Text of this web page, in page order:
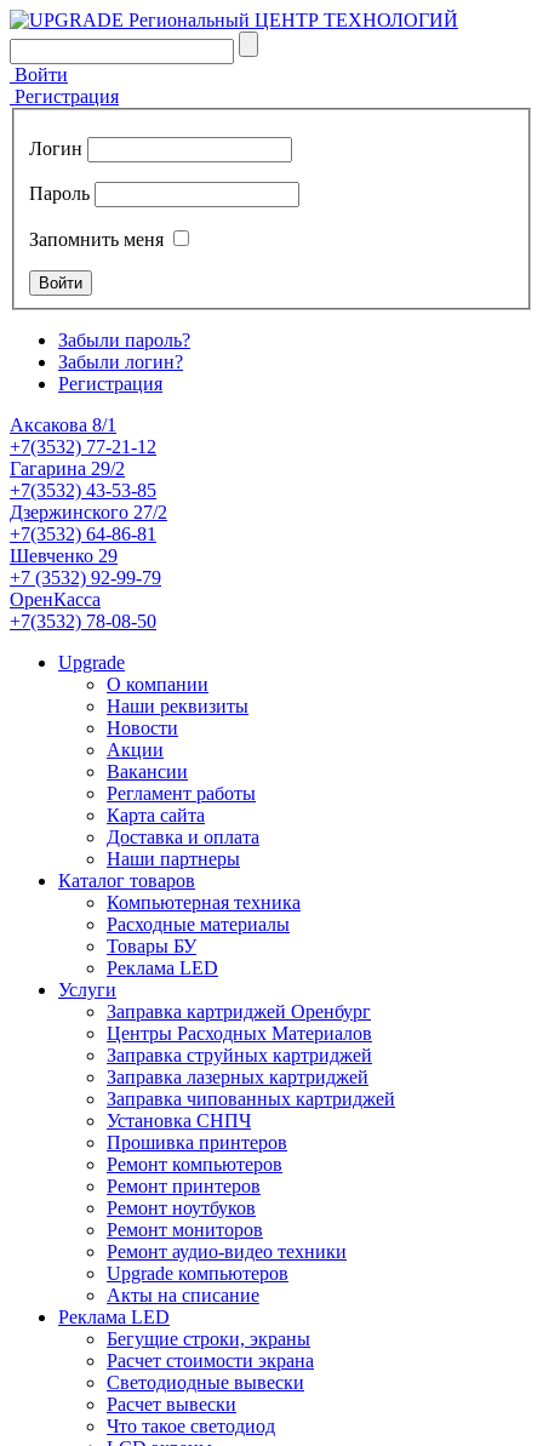
Войти
Регистрация
Логин
Пароль
Запомнить меня
Забыли пароль?
Забыли логин?
Регистрация
Аксакова 8/1
+7(3532) 77-21-12
Гагарина 29/2
+7(3532) 43-53-85
Дзержинского 27/2
+7(3532) 64-86-81
Шевченко 29
+7 (3532) 92-99-79
ОренКасса
+7(3532) 78-08-50
Upgrade
О компании
Наши реквизиты
Новости
Акции
Вакансии
Регламент работы
Карта сайта
Доставка и оплата
Наши партнеры
Каталог товаров
Компьютерная техника
Расходные материалы
Товары БУ
Реклама LED
Услуги
Заправка картриджей Оренбург
Центры Расходных Материалов
Заправка струйных картриджей
Заправка лазерных картриджей
Заправка чипованных картриджей
Установка СНПЧ
Прошивка принтеров
Ремонт компьютеров
Ремонт принтеров
Ремонт ноутбуков
Ремонт мониторов
Ремонт аудио-видео техники
Upgrade компьютеров
Акты на списание
Реклама LED
Бегущие строки, экраны
Расчет стоимости экрана
Светодиодные вывески
Расчет вывески
Что такое светодиод